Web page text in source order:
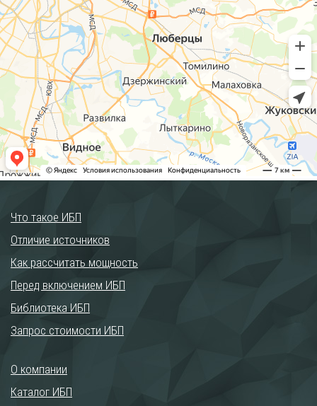
Что такое ИБП
Отличие источников
Как рассчитать мощность
Перед включением ИБП
Библиотека ИБП
Запрос стоимости ИБП
О компании
Каталог ИБП